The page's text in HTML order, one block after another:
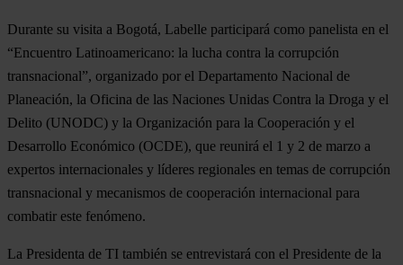
Durante su visita a Bogotá, Labelle participará como panelista en el
“Encuentro Latinoamericano: la lucha contra la corrupción
transnacional”, organizado por el Departamento Nacional de
Planeación, la Oficina de las Naciones Unidas Contra la Droga y el
Delito (UNODC) y la Organización para la Cooperación y el
Desarrollo Económico (OCDE), que reunirá el 1 y 2 de marzo a
expertos internacionales y líderes regionales en temas de corrupción
transnacional y mecanismos de cooperación internacional para
combatir este fenómeno.
La Presidenta de TI también se entrevistará con el Presidente de la